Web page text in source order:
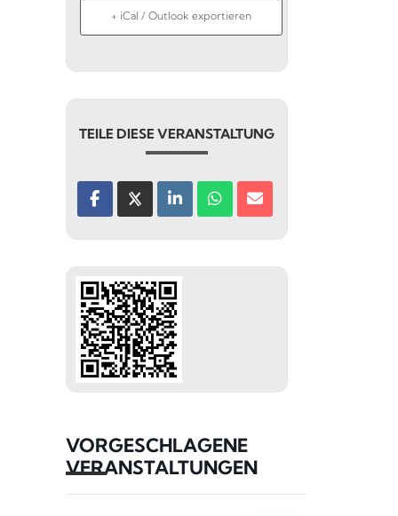
+ iCal / Outlook exportieren
TEILE DIESE VERANSTALTUNG
VORGESCHLAGENE
VERANSTALTUNGEN